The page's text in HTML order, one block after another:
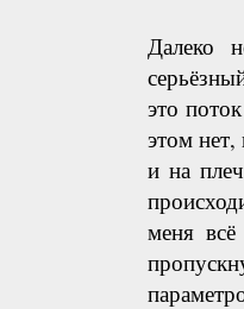
Далеко
это
этом
и на
меня